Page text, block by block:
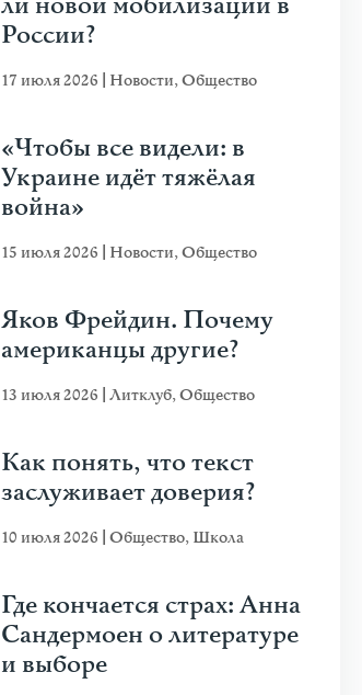
России?
17 июля 2026 Новости,Общество
«Чтобы все видели: в
Украине идёт тяжёлая
война»
15 июля 2026 Новости,Общество
Яков Фрейдин. Почему
американцы другие?
13 июля 2026 Литклуб,Общество
Как понять, что текст
заслуживает доверия?
10 июля 2026 Общество, Школа
Где кончается страх: Анна
Сандермоен о литературе
и выборе